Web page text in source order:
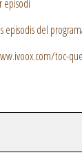
episodi
episodis del
toc-